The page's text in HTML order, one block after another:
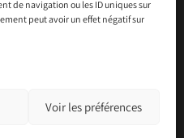
de navigation ou les ID uniques sur
peut avoir un effet négatif sur
Voir les préférences